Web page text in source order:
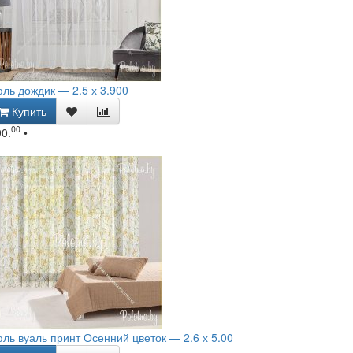
дождик — 2.5 х 3.900
Купить
00 •
вуаль принт Осенний цветок — 2.6 х 5.00